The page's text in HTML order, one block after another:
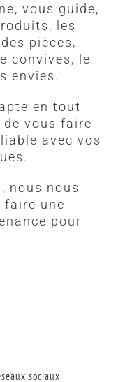
vous guide,
les
pièces,
convives, le
envies.
en tout
vous faire
avec vos
nous nous
faire une
pour
sociaux